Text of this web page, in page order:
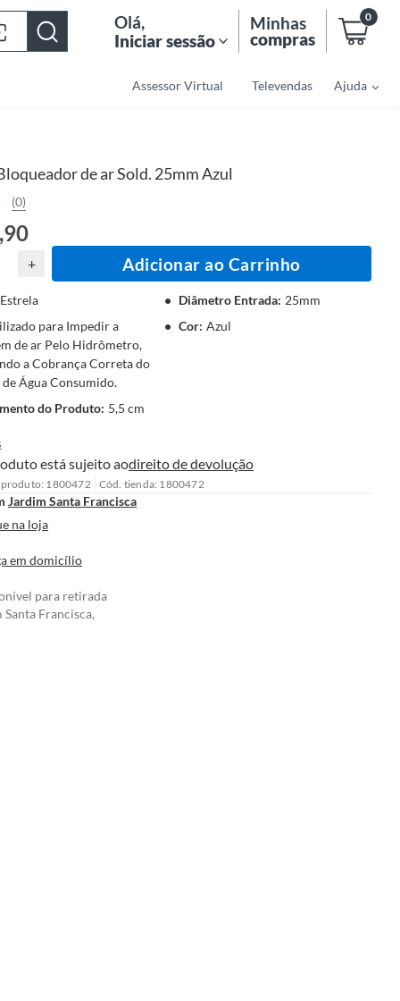
Olá,
Iniciar sessão
Minhas
compras
0
Assessor Virtual Televendas Ajuda
de ar Sold. 25mm Azul
(0)
+ Adicionar ao Carrinho
Estrela Diâmetro Entrada: 25mm
para Impedir a
de ar Pelo Hidrômetro,
a Cobrança Correta do
Água Consumido.
Cor: Azul
do Produto: 5,5 cm
está sujeito aodireito de devolução
1800472 Cód. tienda: 1800472
Jardim Santa Francisca
na loja
em domicílio
para retirada
Santa Francisca,